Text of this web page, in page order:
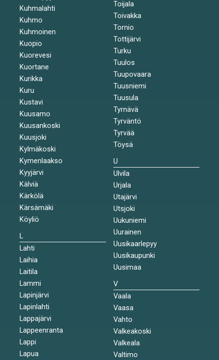
Kuhmalahti
Kuhmo
Kuhmoinen
Kuopio
Kuorevesi
Kuortane
Kurikka
Kuru
Kustavi
Kuusamo
Kuusankoski
Kuusjoki
Kylmäkoski
Kymenlaakso
Kyyjärvi
Kälviä
Kärkölä
Kärsämäki
Köyliö
L
Lahti
Laihia
Laitila
Lammi
Lapinjärvi
Lapinlahti
Lappajärvi
Lappeenranta
Lappi
Lapua
Toijala
Toivakka
Tornio
Tottijärvi
Turku
Tuulos
Tuupovaara
Tuusniemi
Tuusula
Tyrnävä
Tyrväntö
Tyrvää
Töysä
U
Ulvila
Urjala
Utajärvi
Utsjoki
Uukuniemi
Uurainen
Uusikaarlepyy
Uusikaupunki
Uusimaa
V
Vaala
Vaasa
Vahto
Valkeakoski
Valkeala
Valtimo